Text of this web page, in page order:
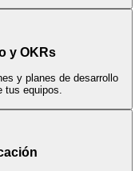
y OKRs
y planes de desarrollo
tus equipos.